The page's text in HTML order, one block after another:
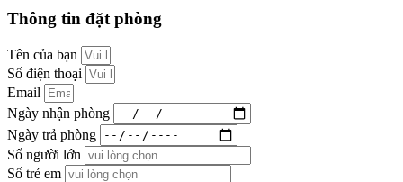
Thông tin đặt phòng
Tên của bạn
Số điện thoại
Email
Ngày nhận phòng
Ngày trả phòng
Số người lớn
Số trẻ em